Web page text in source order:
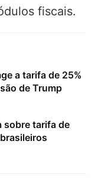
fiscais.
a tarifa de 25%
de Trump
sobre tarifa de